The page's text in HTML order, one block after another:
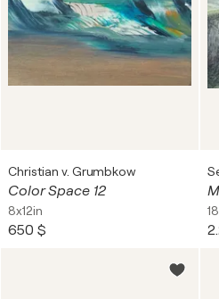
Christian v. Grumbkow
Color Space 12
8x12in
650 $